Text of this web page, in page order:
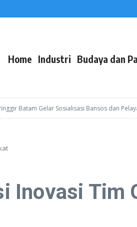
Home Industri Budaya dan
Gelar Sosialisasi Bansos dan Pelayanan
Inovasi Tim